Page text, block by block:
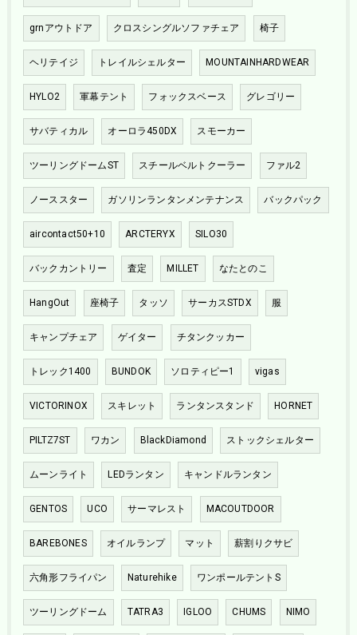
grnアウトドア クロスシングルソファチェア 椅子
ヘリテイジ トレイルシェルター MOUNTAINHARDWEAR
HYLO2 軍幕テント フォックスベース グレゴリー
サバティカル オーロラ450DX スモーカー
ツーリングドームST スチールベルトクーラー ファル2
ノーススター ガソリンランタンメンテナンス バックパック
aircontact50+10 ARCTERYX SILO30
バックカントリー 査定 MILLET なたとのこ
HangOut 座椅子 タッソ サーカスSTDX 服
キャンプチェア ゲイター チタンクッカー
トレック1400 BUNDOK ソロティピー1 vigas
VICTORINOX スキレット ランタンスタンド HORNET
PILTZ7ST ワカン BlackDiamond ストックシェルター
ムーンライト LEDランタン キャンドルランタン
GENTOS UCO サーマレスト MACOUTDOOR
BAREBONES オイルランプ マット 薪割りクサビ
六角形フライパン Naturehike ワンポールテントS
ツーリングドーム TATRA3 IGLOO CHUMS NIMO